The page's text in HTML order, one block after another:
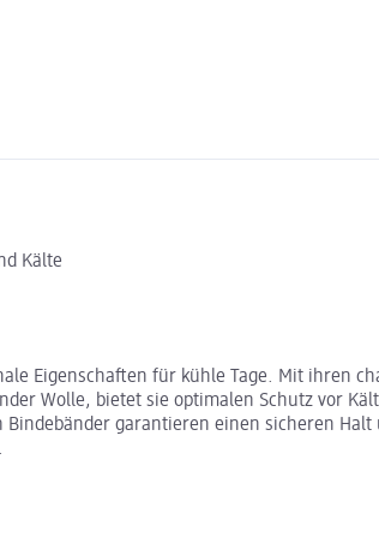
Kälte
Eigenschaften für kühle Tage. Mit ihren
Wolle, bietet sie optimalen Schutz vor
garantieren einen sicheren